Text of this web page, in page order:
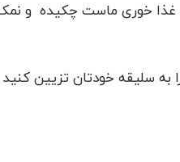
غذا خوری ماست چکیده و
به سلیقه خودتان تزیین کنید